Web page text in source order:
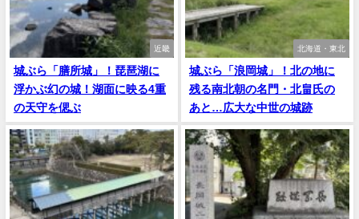
近畿
城ぶら「膳所城」！琵琶湖に
浮かぶ幻の城！湖面に映る4重
の天守を偲ぶ
北海道・東北
城ぶら「浪岡城」！北の地に
残る南北朝の名門・北畠氏の
あと…広大な中世の城跡